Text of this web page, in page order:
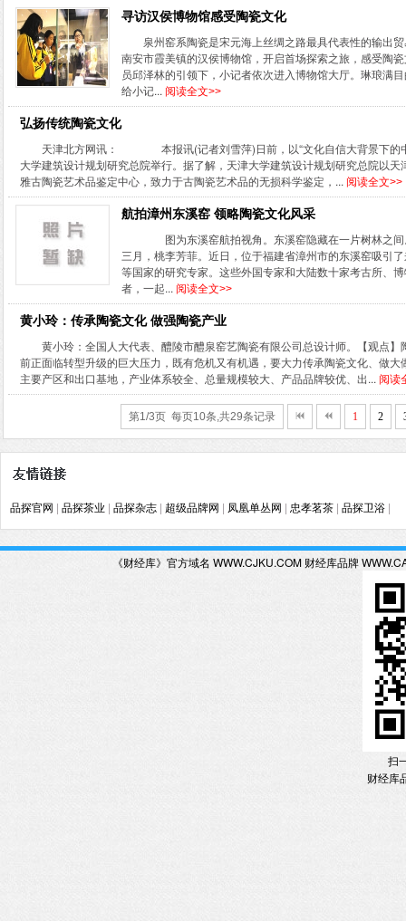
寻访汉侯博物馆感受陶瓷文化
泉州窑系陶瓷是宋元海上丝绸之路最具代表性的输
南安市霞美镇的汉侯博物馆，开启首场探索之旅，感受陶
员邱泽林的引领下，小记者依次进入博物馆大厅。琳琅满
给小记... 阅读全文>>
弘扬传统陶瓷文化
天津北方网讯： 本报讯(记者刘雪萍)日前，以“文化自信大背景下的中
大学建筑设计规划研究总院举行。据了解，天津大学建筑设计规划研究总院以
雅古陶瓷艺术品鉴定中心，致力于古陶瓷艺术品的无损科学鉴定，... 阅读全文>>
航拍漳州东溪窑 领略陶瓷文化风采
图为东溪窑航拍视角。东溪窑隐藏在一片树林之
三月，桃李芳菲。近日，位于福建省漳州市的东溪窑吸引
等国家的研究专家。这些外国专家和大陆数十家考古所、
者，一起... 阅读全文>>
黄小玲：传承陶瓷文化 做强陶瓷产业
黄小玲：全国人大代表、醴陵市醴泉窑艺陶瓷有限公司总设计师。【观点
前正面临转型升级的巨大压力，既有危机又有机遇，要大力传承陶瓷文化、做
主要产区和出口基地，产业体系较全、总量规模较大、产品品牌较优、出... 阅读
第1/3页 每页10条,共29条记录 1 2
品探官网 品探茶业 品探杂志 超级品牌网 凤凰单丛网 忠孝茗茶 品探卫浴
《财经库》官方域名 WWW.CJKU.COM 财经库品牌
扫
财经库